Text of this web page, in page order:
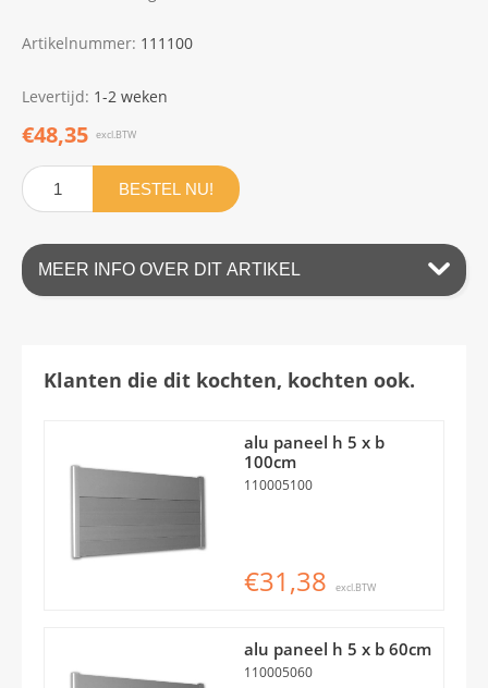
Artikelnummer: 111100
Levertijd: 1-2 weken
€48,35 excl.BTW
BESTEL NU!
MEER INFO OVER DIT ARTIKEL
Klanten die dit kochten, kochten ook.
alu paneel h 5 x b
100cm
110005100
€31,38 excl.BTW
alu paneel h 5 x b 60cm
110005060